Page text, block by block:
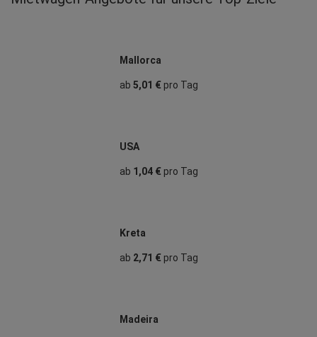
Mallorca
ab 5,01 €pro Tag
USA
ab 1,04 €pro Tag
Kreta
ab 2,71 €pro Tag
Madeira